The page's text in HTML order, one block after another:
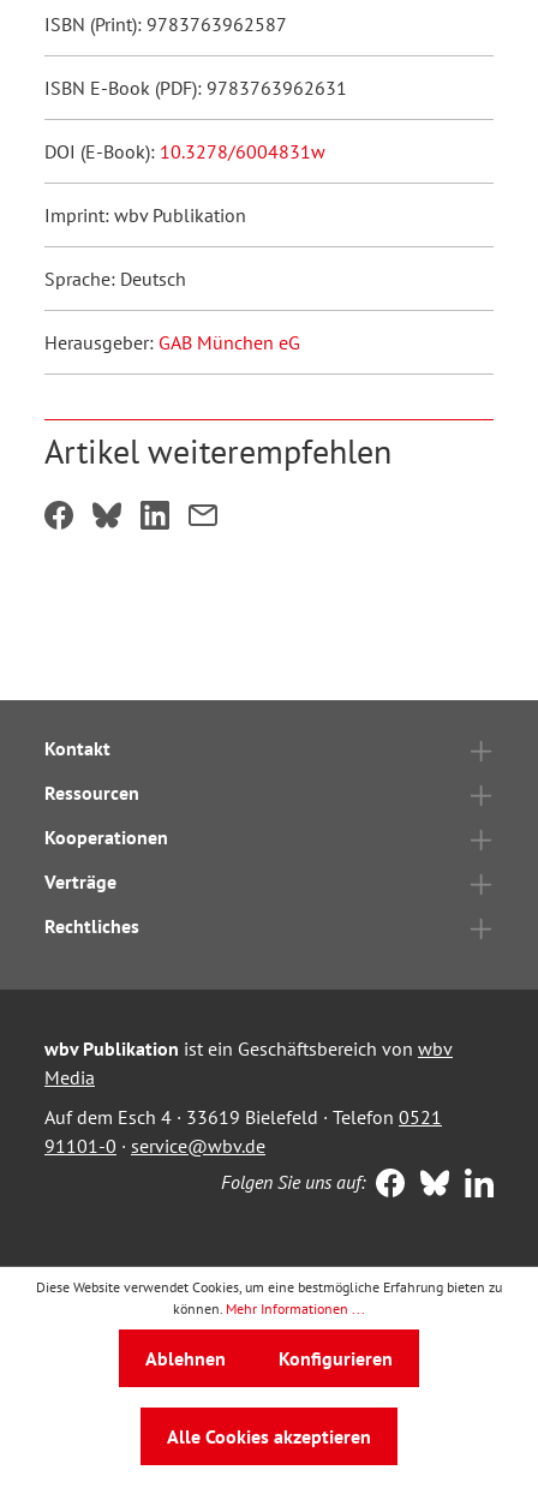
ISBN (Print): 9783763962587
ISBN E-Book (PDF): 9783763962631
DOI (E-Book): 10.3278/6004831w
Imprint: wbv Publikation
Sprache: Deutsch
Herausgeber: GAB München eG
Artikel weiterempfehlen
Kontakt
Ressourcen
Kooperationen
Verträge
Rechtliches
wbv Publikation ist ein Geschäftsbereich von wbv
Media
Auf dem Esch 4 · 33619 Bielefeld · Telefon 0521
91101-0 · service@wbv.de
Folgen Sie uns auf:
Diese Website verwendet Cookies, um eine bestmögliche Erfahrung bieten zu
können. Mehr Informationen ...
Ablehnen Konfigurieren
Alle Cookies akzeptieren